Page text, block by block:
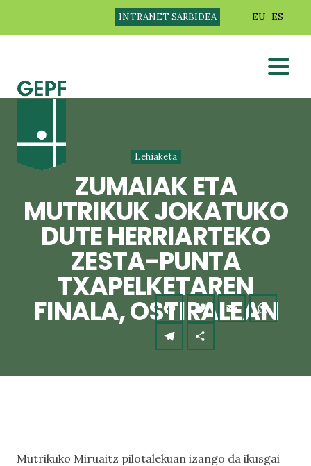
INTRANET SARBIDEA EU ES
Lehiaketa
ZUMAIAK ETA
MUTRIKUK JOKATUKO
DUTE HERRIARTEKO
ZESTA-PUNTA
TXAPELKETAREN
FINALA, OSTIRALEAN
Mutrikuko Miruaitz pilotalekuan izango da ikusgai